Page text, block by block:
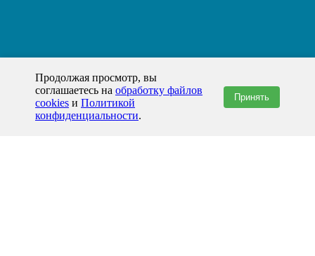
Продолжая просмотр, вы
соглашаетесь на обработку файлов
cookies и Политикой
конфиденциальности.
Принять